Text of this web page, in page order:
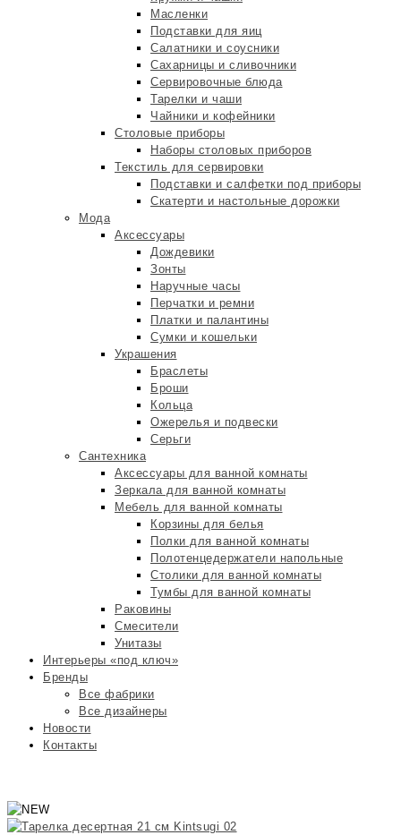
Масленки
Подставки для яиц
Салатники и соусники
Сахарницы и сливочники
Сервировочные блюда
Тарелки и чаши
Чайники и кофейники
Столовые приборы
Наборы столовых приборов
Текстиль для сервировки
Подставки и салфетки под приборы
Скатерти и настольные дорожки
Мода
Аксессуары
Дождевики
Зонты
Наручные часы
Перчатки и ремни
Платки и палантины
Сумки и кошельки
Украшения
Браслеты
Броши
Кольца
Ожерелья и подвески
Серьги
Сантехника
Аксессуары для ванной комнаты
Зеркала для ванной комнаты
Мебель для ванной комнаты
Корзины для белья
Полки для ванной комнаты
Полотенцедержатели напольные
Столики для ванной комнаты
Тумбы для ванной комнаты
Раковины
Смесители
Унитазы
Интерьеры «под ключ»
Бренды
Все фабрики
Все дизайнеры
Новости
Контакты